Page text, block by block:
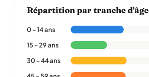
Répartition par tranche d'âge
0 – 14 ans
15 – 29 ans
30 – 44 ans